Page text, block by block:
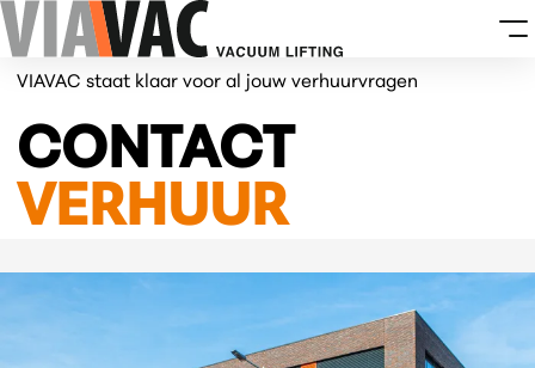
VIAVAC staat klaar voor al jouw verhuurvragen
CONTACT
VERHUUR